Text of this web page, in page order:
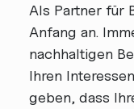
Als Partner für
Anfang an.
nachhaltigen
Ihren
geben, dass